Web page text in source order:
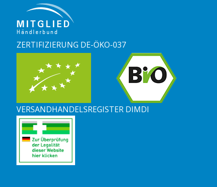
ZERTIFIZIERUNG DE-ÖKO-037
VERSANDHANDELSREGISTER DIMDI